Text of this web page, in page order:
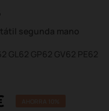
segunda mano
GL62 GP62 GV62 PE62